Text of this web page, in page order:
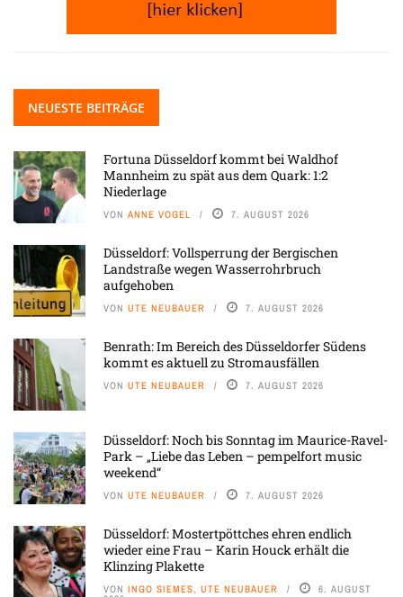
NEUESTE BEITRÄGE
Fortuna Düsseldorf kommt bei Waldhof
Mannheim zu spät aus dem Quark: 1:2
Niederlage
VON ANNE VOGEL 7. AUGUST 2026
Düsseldorf: Vollsperrung der Bergischen
Landstraße wegen Wasserrohrbruch
aufgehoben
VON UTE NEUBAUER 7. AUGUST 2026
Benrath: Im Bereich des Düsseldorfer Südens
kommt es aktuell zu Stromausfällen
VON UTE NEUBAUER 7. AUGUST 2026
Düsseldorf: Noch bis Sonntag im Maurice-Ravel-
Park – „Liebe das Leben – pempelfort music
weekend“
VON UTE NEUBAUER 7. AUGUST 2026
Düsseldorf: Mostertpöttches ehren endlich
wieder eine Frau – Karin Houck erhält die
Klinzing Plakette
VON INGO SIEMES, UTE NEUBAUER 6. AUGUST